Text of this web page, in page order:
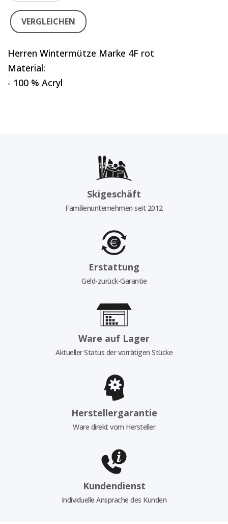
VERGLEICHEN
Herren Wintermütze Marke 4F rot
Material:
- 100 % Acryl
Skigeschäft
Familienunternehmen seit 2012
Erstattung
Geld-zurück-Garantie
Ware auf Lager
Aktueller Status der vorrätigen Stücke
Herstellergarantie
Ware direkt vom Hersteller
Kundendienst
Individuelle Ansprache des Kunden